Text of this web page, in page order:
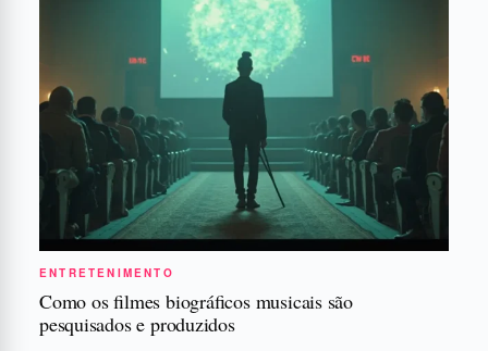
ENTRETENIMENTO
Como os filmes biográficos musicais são
pesquisados e produzidos